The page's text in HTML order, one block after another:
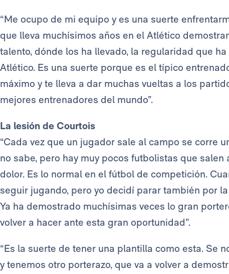
“Me ocupo de mi equipo y es una suerte
que lleva muchísimos años en el Atlético
talento, dónde los ha llevado, la regularidad que
Atlético. Es una suerte porque es el típico
máximo y te lleva a dar muchas vueltas a los
mejores entrenadores del mundo”.
La lesión de Courtois
“Cada vez que un jugador sale al campo se corre
no sabe, pero hay muy pocos futbolistas que
dolor. Es lo normal en el fútbol de competición.
seguir jugando, pero yo decidí parar también por
Ya ha demostrado muchísimas veces lo gran
volver a hacer ante esta gran oportunidad”.
“Es la suerte de tener una plantilla como esta. Se
y tenemos otro porterazo, que va a volver a